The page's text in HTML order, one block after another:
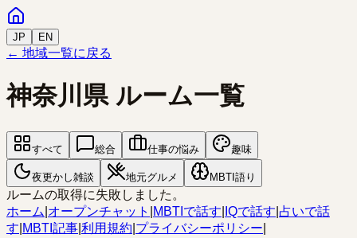
JP EN
← 地域一覧に戻る
神奈川県ルーム一覧
すべて 総合 仕事の悩み 趣味
夜更かし雑談 地元グルメ MBTI語り
ルームの取得に失敗しました。
ホーム オープンチャット MBTIで話す IQで話す 占いで話
す MBTI記事 利用規約 プライバシーポリシー